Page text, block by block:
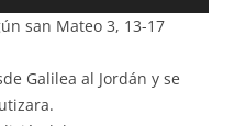
san Mateo 3, 13-17
Galilea al Jordán y se